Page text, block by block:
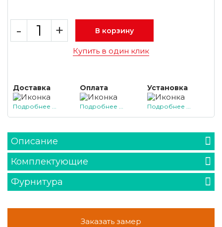
- + В корзину
Купить в один клик
Доставка
Подробнее ...
Оплата
Подробнее ...
Установка
Подробнее ...
Описание
Комплектующие
Фурнитура
Заказать замер